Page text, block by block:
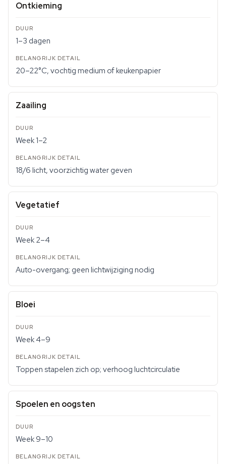
Ontkieming
1–3 dagen
20–22°C, vochtig medium of keukenpapier
Zaailing
Week 1–2
18/6 licht, voorzichtig water geven
Vegetatief
Week 2–4
Auto-overgang; geen lichtwijziging nodig
Bloei
Week 4–9
Toppen stapelen zich op; verhoog luchtcirculatie
Spoelen en oogsten
Week 9–10